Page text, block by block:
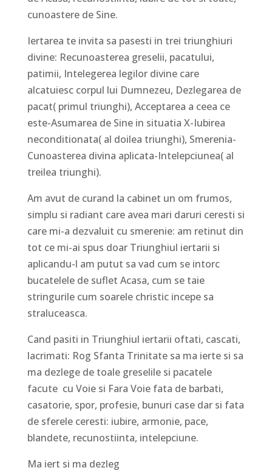
cunoastere de Sine.
Iertarea te invita sa pasesti in trei triunghiuri
divine: Recunoasterea greselii, pacatului,
patimii, Intelegerea legilor divine care
alcatuiesc corpul lui Dumnezeu, Dezlegarea de
pacat( primul triunghi), Acceptarea a ceea ce
este-Asumarea de Sine in situatia X-Iubirea
neconditionata( al doilea triunghi), Smerenia-
Cunoasterea divina aplicata-Intelepciunea( al
treilea triunghi).
Am avut de curand la cabinet un om frumos,
simplu si radiant care avea mari daruri ceresti si
care mi-a dezvaluit cu smerenie: am retinut din
tot ce mi-ai spus doar Triunghiul iertarii si
aplicandu-l am putut sa vad cum se intorc
bucatelele de suflet Acasa, cum se taie
stringurile cum soarele christic incepe sa
straluceasca.
Cand pasiti in Triunghiul iertarii oftati, cascati,
lacrimati: Rog Sfanta Trinitate sa ma ierte si sa
ma dezlege de toale greselile si pacatele
facute cu Voie si Fara Voie fata de barbati,
casatorie, spor, profesie, bunuri case dar si fata
de sferele ceresti: iubire, armonie, pace,
blandete, recunostiinta, intelepciune.
Ma iert si ma dezleg